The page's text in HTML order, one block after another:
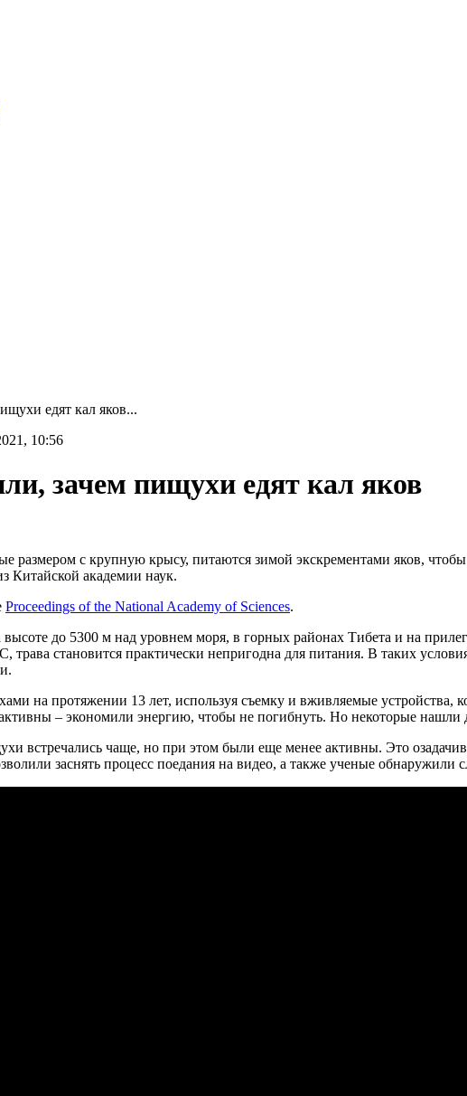
едят кал яков...
10:56
зачем пищухи едят кал яков
размером с крупную крысу, питаются зимой экскрементами яков,
Китайской академии наук.
Proceedings of the National Academy of Sciences.
до 5300 м над уровнем моря, в горных районах Тибета и на
трава становится практически непригодна для питания. В таких
на протяжении 13 лет, используя съемку и вживляемые
– экономили энергию, чтобы не погибнуть. Но некоторые
встречались чаще, но при этом были еще менее активны. Это
заснять процесс поедания на видео, а также ученые обнаружили